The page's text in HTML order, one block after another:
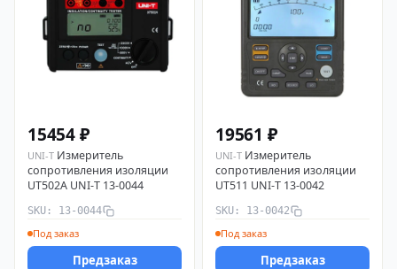
15454 ₽
UNI-T Измеритель
сопротивления изоляции
UT502A UNI-T 13-0044
SKU: 13-0044
Под заказ
Предзаказ
19561 ₽
UNI-T Измеритель
сопротивления изоляции
UT511 UNI-T 13-0042
SKU: 13-0042
Под заказ
Предзаказ